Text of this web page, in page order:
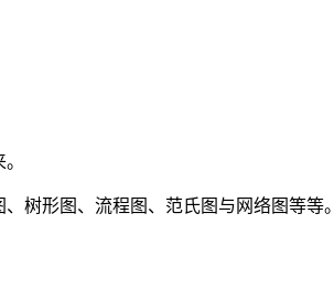
树形图、流程图、范氏图与网络图等等。